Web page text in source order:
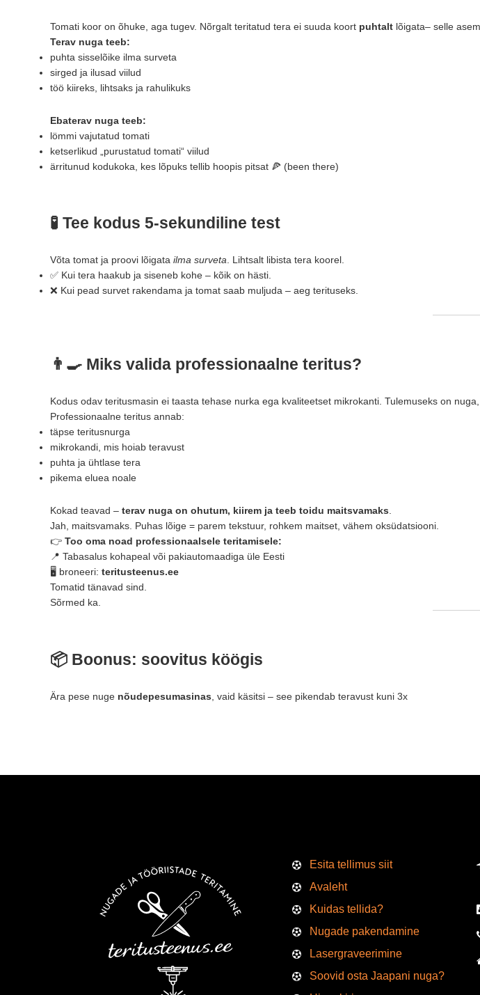
Tomati koor on õhuke, aga tugev. Nõrgalt teritatud tera ei suuda koort puhtalt lõigata– selle
Terav nuga teeb:
puhta sisselõike ilma surveta
sirged ja ilusad viilud
töö kiireks, lihtsaks ja rahulikuks
Ebaterav nuga teeb:
lömmi vajutatud tomati
ketserlikud „purustatud tomati“ viilud
ärritunud kodukoka, kes lõpuks tellib hoopis pitsat 🍕 (been there)
🧪 Tee kodus 5-sekundiline test
Võta tomat ja proovi lõigata ilma surveta . Lihtsalt libista tera koorel.
✅ Kui tera haakub ja siseneb kohe – kõik on hästi.
❌ Kui pead survet rakendama ja tomat saab muljuda – aeg terituseks.
👨‍🍳 Miks valida professionaalne teritus?
Kodus odav teritusmasin ei taasta tehase nurka ega kvaliteetset mikrokanti. Tulemuseks on
Professionaalne teritus annab:
täpse teritusnurga
mikrokandi, mis hoiab teravust
puhta ja ühtlase tera
pikema eluea noale
Kokad teavad – terav nuga on ohutum, kiirem ja teeb toidu maitsvamaks
Jah, maitsvamaks. Puhas lõige = parem tekstuur, rohkem maitset, vähem oksüdatsiooni.
👉 Too oma noad professionaalsele teritamisele:
📍 Tabasalus kohapeal või pakiautomaadiga üle Eesti
🖥️ broneeri: teritusteenus.ee
Tomatid tänavad sind.
Sõrmed ka.
📦 Boonus: soovitus köögis
Ära pese nuge nõudepesumasinas , vaid käsitsi – see pikendab teravust kuni 3x
Esita tellimus siit
Avaleht
Kuidas tellida?
Nugade pakendamine
Lasergraveerimine
Soovid osta Jaapani nuga?